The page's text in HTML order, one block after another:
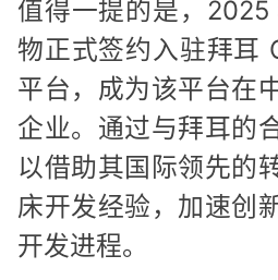
值得一提的是，
物正式签约入驻拜耳
平台，成为该平台在
企业。通过与拜耳的
以借助其国际领先的
床开发经验，加速创
开发进程。